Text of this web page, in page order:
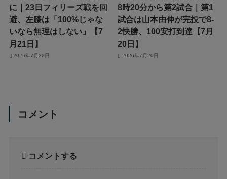
に｜23日フィリーズ戦を回
避、左膝は「100%じゃな
いなら無理はしない」【7
月21日】
2026年7月22日
8時20分から第2試合｜第1
試合は山本由伸が完投で8-
2快勝、100安打到達【7月
20日】
2026年7月20日
コメント
コメントする